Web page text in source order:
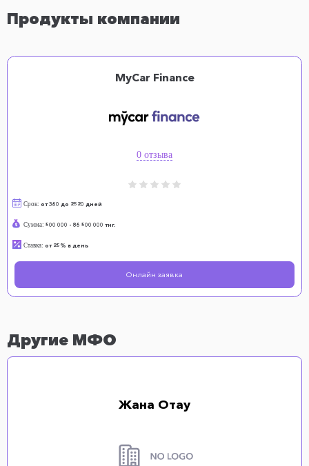
Продукты компании
MyCar Finance
0 отзыва
Срок: от 360 до 2520 дней
Сумма: 500 000 - 86 500 000 тнг.
Ставка: от 25% в день
Онлайн заявка
Другие МФО
Жана Отау